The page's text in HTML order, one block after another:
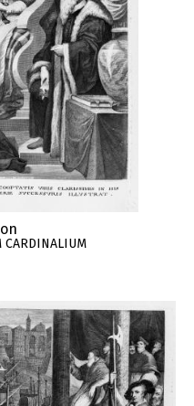
CARDINALIUM